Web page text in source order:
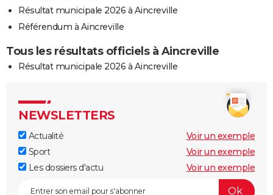
Résultat municipale 2026 à Aincreville
Référendum à Aincreville
Tous les résultats officiels à Aincreville
Résultat municipale 2026 à Aincreville
NEWSLETTERS
Actualité
Voir un exemple
Sport
Voir un exemple
Les dossiers d'actu
Voir un exemple